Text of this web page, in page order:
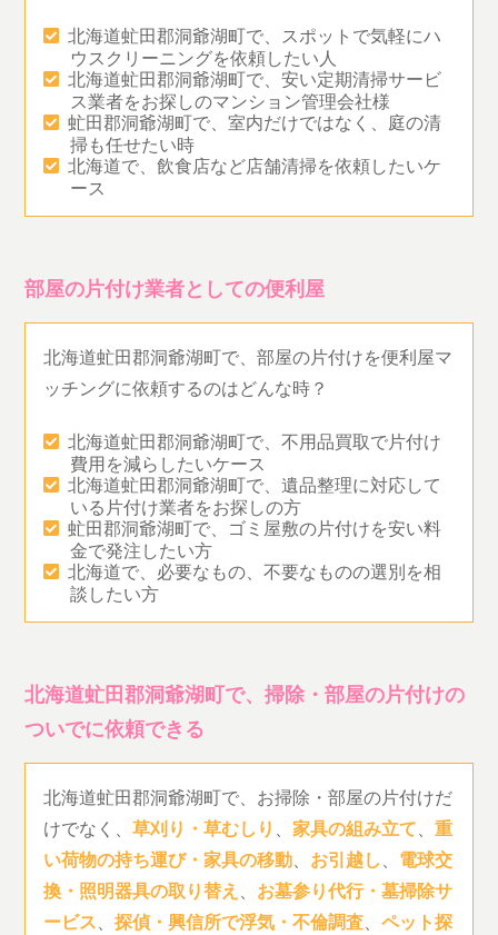
北海道虻田郡洞爺湖町で、スポットで気軽にハ
ウスクリーニングを依頼したい人
北海道虻田郡洞爺湖町で、安い定期清掃サービ
ス業者をお探しのマンション管理会社様
虻田郡洞爺湖町で、室内だけではなく、庭の清
掃も任せたい時
北海道で、飲食店など店舗清掃を依頼したいケ
ース
部屋の片付け業者としての便利屋
北海道虻田郡洞爺湖町で、部屋の片付けを便利屋マ
ッチングに依頼するのはどんな時？
北海道虻田郡洞爺湖町で、不用品買取で片付け
費用を減らしたいケース
北海道虻田郡洞爺湖町で、遺品整理に対応して
いる片付け業者をお探しの方
虻田郡洞爺湖町で、ゴミ屋敷の片付けを安い料
金で発注したい方
北海道で、必要なもの、不要なものの選別を相
談したい方
北海道虻田郡洞爺湖町で、掃除・部屋の片付けの
ついでに依頼できる
北海道虻田郡洞爺湖町で、お掃除・部屋の片付けだ
けでなく、草刈り・草むしり 、家具の組み立て、重
い荷物の持ち運び・家具の移動、 お引越し、 電球交
換・照明器具の取り替え 、 お墓参り代行・墓掃除サ
ービス、探偵・興信所で浮気・不倫調査、ペット探